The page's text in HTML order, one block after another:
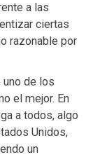
a las
ciertas
razonable por
de los
el mejor. En
a todos, algo
Unidos,
un